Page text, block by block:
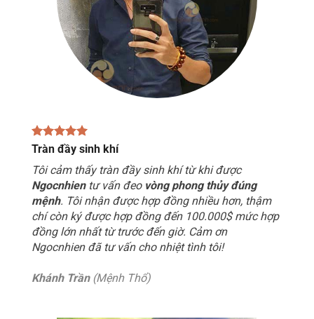
Tràn đầy sinh khí
Tôi cảm thấy tràn đầy sinh khí từ khi được
Ngocnhientư vấn đeo vòng phong thủy đúng
mệnh. Tôi nhận được hợp đồng nhiều hơn, thậm
chí còn ký được hợp đồng đến 100.000$ mức hợp
đồng lớn nhất từ trước đến giờ. Cảm ơn
Ngocnhien đã tư vấn cho nhiệt tình tôi!
Khánh Trần(Mệnh Thổ)